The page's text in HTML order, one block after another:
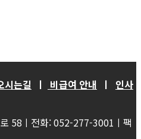
시는길 ㅣ 비급여 안내 ㅣ 인사
58ㅣ전화: 052-277-3001ㅣ팩